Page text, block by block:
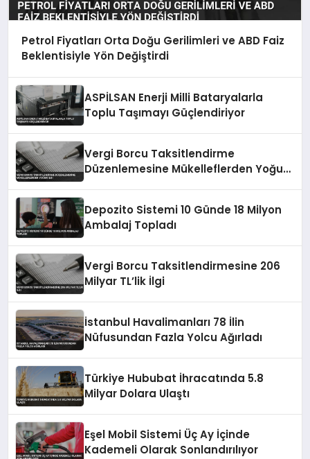
Petrol Fiyatları Orta Doğu Gerilimleri ve ABD Faiz
Beklentisiyle Yön Değiştirdi
ASPİLSAN Enerji Milli Bataryalarla
Toplu Taşımayı Güçlendiriyor
Vergi Borcu Taksitlendirme
Düzenlemesine Mükelleflerden Yoğun
Depozito Sistemi 10 Günde 18 Milyon
Ambalaj Topladı
Vergi Borcu Taksitlendirmesine 206
Milyar TL’lik İlgi
İstanbul Havalimanları 78 İlin
Nüfusundan Fazla Yolcu Ağırladı
Türkiye Hububat İhracatında 5.8
Milyar Dolara Ulaştı
Eşel Mobil Sistemi Üç Ay İçinde
Kademeli Olarak Sonlandırılıyor